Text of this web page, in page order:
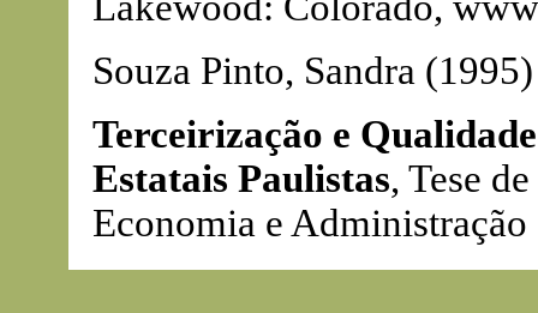
Souza Pinto, Sandra (1995)
Terceirização e
Estatais Paulistas, Tese
Economia e